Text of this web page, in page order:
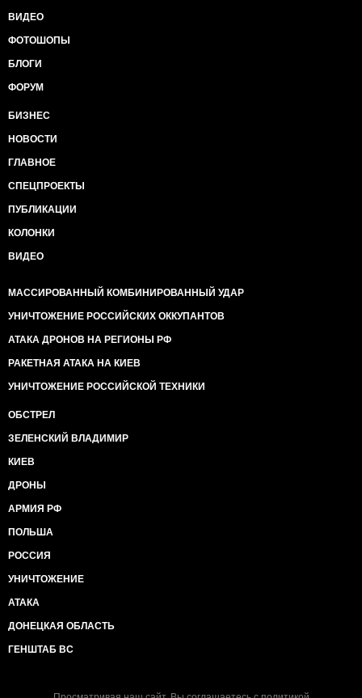
ВИДЕО
ФОТОШОПЫ
БЛОГИ
ФОРУМ
БИЗНЕС
НОВОСТИ
ГЛАВНОЕ
СПЕЦПРОЕКТЫ
ПУБЛИКАЦИИ
КОЛОНКИ
ВИДЕО
МАССИРОВАННЫЙ КОМБИНИРОВАННЫЙ УДАР
УНИЧТОЖЕНИЕ РОССИЙСКИХ ОККУПАНТОВ
АТАКА ДРОНОВ НА РЕГИОНЫ РФ
РАКЕТНАЯ АТАКА НА КИЕВ
УНИЧТОЖЕНИЕ РОССИЙСКОЙ ТЕХНИКИ
ОБСТРЕЛ
ЗЕЛЕНСКИЙ ВЛАДИМИР
КИЕВ
ДРОНЫ
АРМИЯ РФ
ПОЛЬША
РОССИЯ
УНИЧТОЖЕНИЕ
АТАКА
ДОНЕЦКАЯ ОБЛАСТЬ
ГЕНШТАБ ВС